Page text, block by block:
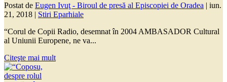
Postat de Eugen Ivuţ - Biroul de presă al Episcopiei de Oradea | iun.
21, 2018 | Stiri Eparhiale
“Corul de Copii Radio, desemnat în 2004 AMBASADOR Cultural
al Uniunii Europene, ne va...
Citeşte mai mult